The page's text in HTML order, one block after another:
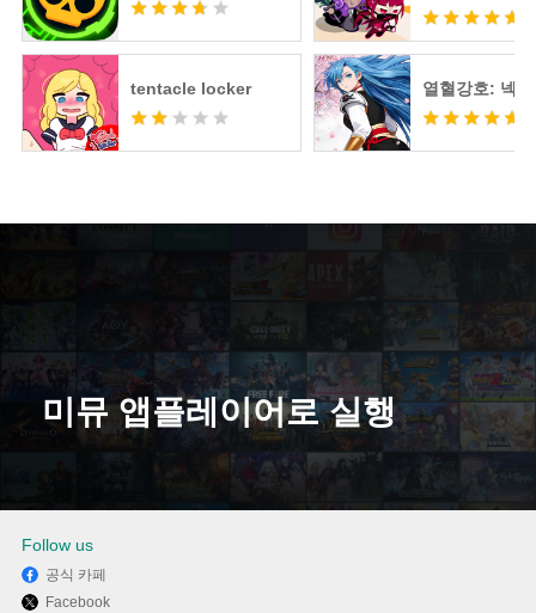
tentacle locker 열혈강호: 넥
미뮤 앱플레이어로 실행
Follow us
공식 카페
Facebook